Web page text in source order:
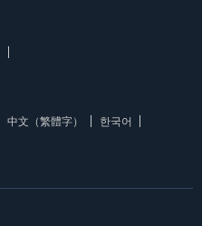
中文（繁體字）
한국어